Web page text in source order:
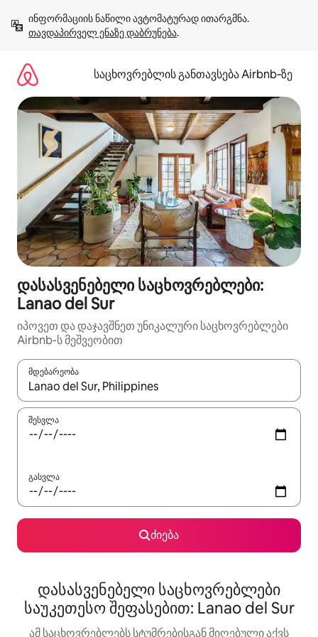
გადასვლა
თავდაპირველ ენაზე დაბრუნება.
საცხოვრებლის განთავსება Airbnb‑ზე
დასასვენებელი საცხოვრებლები:
Lanao del Sur
იპოვეთ და დაჯავშნეთ უნიკალური საცხოვრებლები
Airbnb-ს მეშვეობით
მდებარეობა
როცა შედეგები ხელმისაწვდომი გახდება, ნავიგაციისთვის
შესვლა
გასვლა
ძიება
დასასვენებელი საცხოვრებლები
საუკეთესო შეფასებით: Lanao del Sur
ამ საცხოვრებლებს სტუმრებისგან მიღებული აქვს